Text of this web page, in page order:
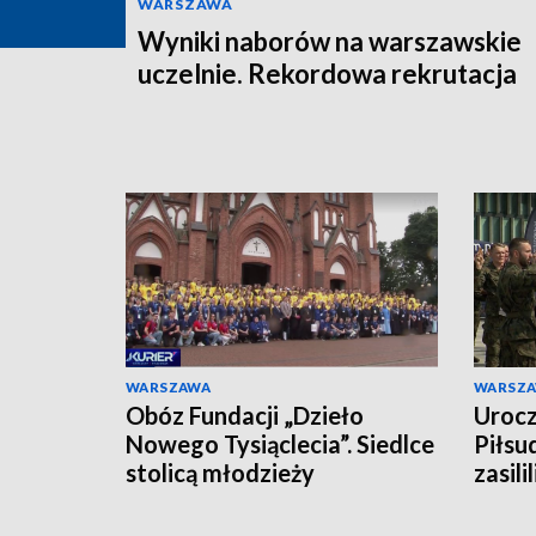
WARSZAWA
Wyniki naborów na warszawskie
uczelnie. Rekordowa rekrutacja
WARSZAWA
Obóz Fundacji „Dzieło
Nowego Tysiąclecia”. Siedlce
stolicą młodzieży